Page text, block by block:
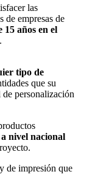
las
de empresas de
15 años en el
tipo de
que su
personalización
nivel nacional
de impresión que